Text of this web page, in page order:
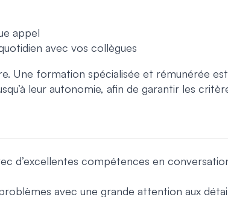
appel
avec vos collègues
Une formation spécialisée et rémunérée
leur autonomie, afin de garantir les
d’excellentes compétences en
avec une grande attention aux